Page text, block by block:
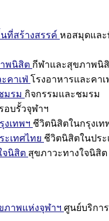
ที่สร้างสรรค์ หอสมุดและ
พนิสิต กีฬาและสุขภาพนิ
คาเฟ่ โรงอาหารและคาเ
มรม กิจกรรมและชมรม
รอบรั้วจุฬาฯ
งเทพฯ ชีวิตนิสิตในกรุงเท
ะเทศไทย ชีวิตนิสิตในประ
จนิสิต สุขภาวะทางใจนิสิต
ภาพแห่งจุฬาฯ ศูนย์บริกา